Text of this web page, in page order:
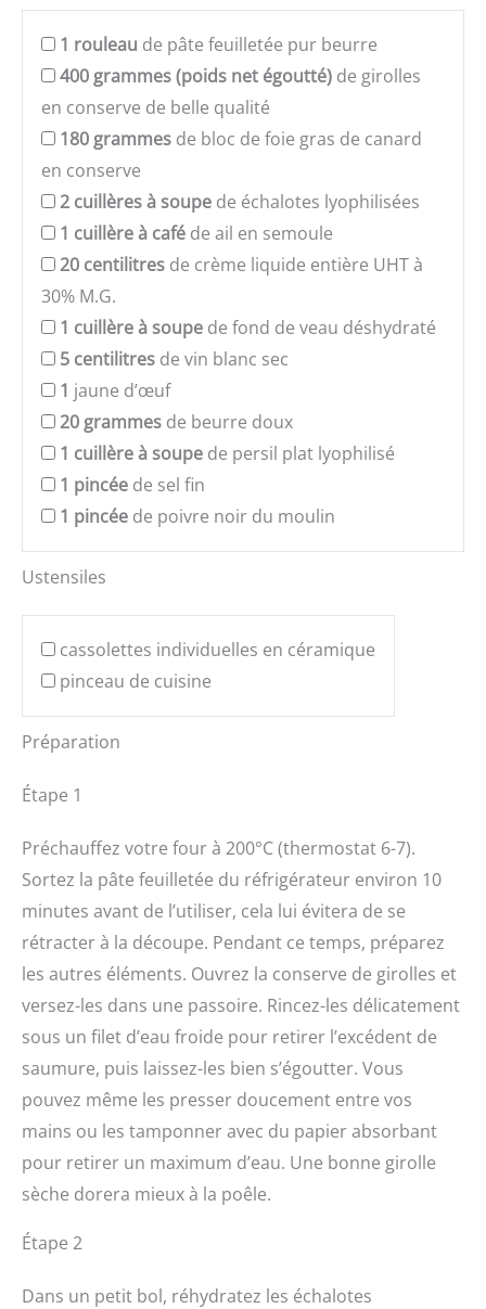
1 rouleau de pâte feuilletée pur beurre
400 grammes (poids net égoutté) de girolles
en conserve de belle qualité
180 grammes de bloc de foie gras de canard
en conserve
2 cuillères à soupe de échalotes lyophilisées
1 cuillère à café de ail en semoule
20 centilitres de crème liquide entière UHT à
30% M.G.
1 cuillère à soupe de fond de veau déshydraté
5 centilitres de vin blanc sec
1 jaune d’œuf
20 grammes de beurre doux
1 cuillère à soupe de persil plat lyophilisé
1 pincée de sel fin
1 pincée de poivre noir du moulin
Ustensiles
cassolettes individuelles en céramique
pinceau de cuisine
Préparation
Étape 1
Préchauffez votre four à 200°C (thermostat 6-7).
Sortez la pâte feuilletée du réfrigérateur environ 10
minutes avant de l’utiliser, cela lui évitera de se
rétracter à la découpe. Pendant ce temps, préparez
les autres éléments. Ouvrez la conserve de girolles et
versez-les dans une passoire. Rincez-les délicatement
sous un filet d’eau froide pour retirer l’excédent de
saumure, puis laissez-les bien s’égoutter. Vous
pouvez même les presser doucement entre vos
mains ou les tamponner avec du papier absorbant
pour retirer un maximum d’eau. Une bonne girolle
sèche dorera mieux à la poêle.
Étape 2
Dans un petit bol, réhydratez les échalotes